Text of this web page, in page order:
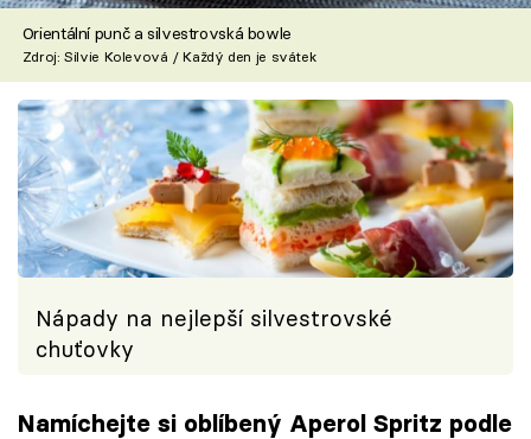
Orientální punč a silvestrovská bowle
Zdroj: Silvie Kolevová / Každý den je svátek
Nápady na nejlepší silvestrovské
chuťovky
Namíchejte si oblíbený Aperol Spritz podle